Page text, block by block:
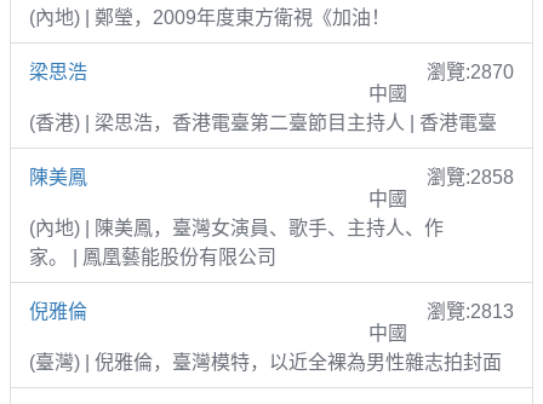
(內地) | 鄭瑩，2009年度東方衛視《加油！
梁思浩
瀏覽:2870
中國
(香港) | 梁思浩，香港電臺第二臺節目主持人 | 香港電臺
陳美鳳
瀏覽:2858
中國
(內地) | 陳美鳳，臺灣女演員、歌手、主持人、作
家。 | 鳳凰藝能股份有限公司
倪雅倫
瀏覽:2813
中國
(臺灣) | 倪雅倫，臺灣模特，以近全裸為男性雜志拍封面